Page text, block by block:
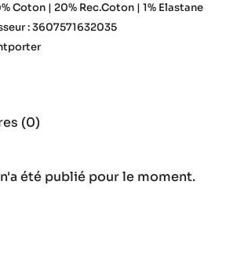
Coton | 20% Rec.Coton | 1% Elastane
: 3607571632035
(0)
été publié pour le moment.